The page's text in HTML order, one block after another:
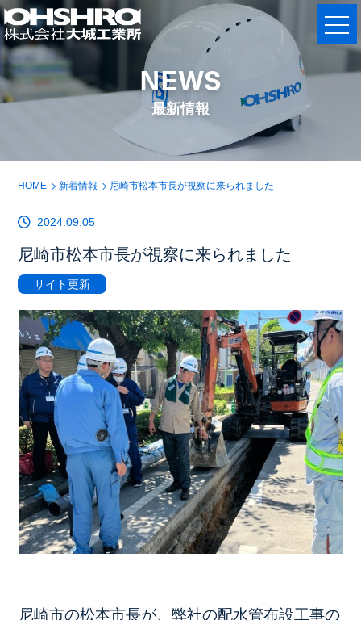
NEWS
最新情報
HOME 新着情報 尼崎市松本市長が視察に来られました
2024.09.05
尼崎市松本市長が視察に来られました
サイト更新
尼崎市の松本市長が、弊社の配水管布設工事の